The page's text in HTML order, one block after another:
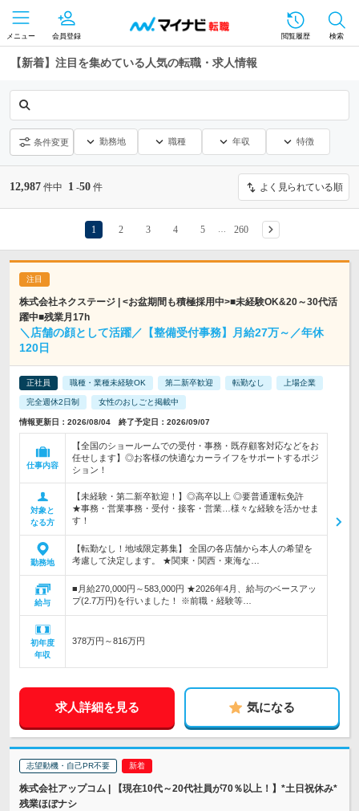
メニュー 会員登録 閲覧履歴 検索
【新着】注目を集めている人気の転職・求人情報
条件変更 勤務地 職種 年収 特徴
12,987 件中 1 -50 件 よく見られている順
1 2 3 4 5 260
株式会社ネクステージ | <お盆期間も積極採用中>■未経験OK&20～30代活
躍中■残業月17h
＼店舗の顔として活躍／【整備受付事務】月給27万～／年休
120日
正社員 職種・業種未経験OK 第二新卒歓迎 転勤なし 上場企業
完全週休2日制 女性のおしごと掲載中
情報更新日：2026/08/04 終了予定日：2026/09/07
仕事内容
【全国のショールームでの受付・事務・既存顧客対応などをお
任せします】◎お客様の快適なカーライフをサポートするポジ
ション！
対象と
なる方
【未経験・第二新卒歓迎！】◎高卒以上 ◎要普通運転免許
★事務・営業事務・受付・接客・営業…様々な経験を活かせま
す！
勤務地
【転勤なし！地域限定募集】 全国の各店舗から本人の希望を
考慮して決定します。 ★関東・関西・東海な…
給与
■月給270,000円～583,000円 ★2026年4月、給与のベースアッ
プ(2.7万円)を行いました！ ※前職・経験等…
初年度
年収
378万円～816万円
求人詳細を見る 気になる
志望動機・自己PR不要
株式会社アップコム | 【現在10代～20代社員が70％以上！】*土日祝休み*
残業ほぼナシ